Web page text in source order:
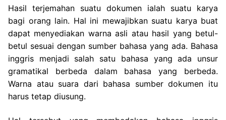
Hasil terjemahan suatu dokumen ialah suatu karya
bagi orang lain. Hal ini mewajibkan suatu karya buat
dapat menyediakan warna asli atau hasil yang betul-
betul sesuai dengan sumber bahasa yang ada. Bahasa
inggris menjadi salah satu bahasa yang ada unsur
gramatikal berbeda dalam bahasa yang berbeda.
Warna atau suara dari bahasa sumber dokumen itu
harus tetap diusung.